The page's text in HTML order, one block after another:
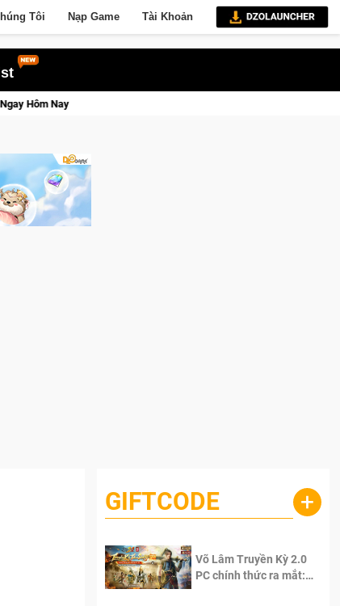
Tôi Nạp Game Tài Khoản
Lineage W – Quyền lực và tài phú sẽ về tay kẻ đoạt được Vương
GIFTCODE +
Võ Lâm Truyền Kỳ 2.0
PC chính thức ra mắt: